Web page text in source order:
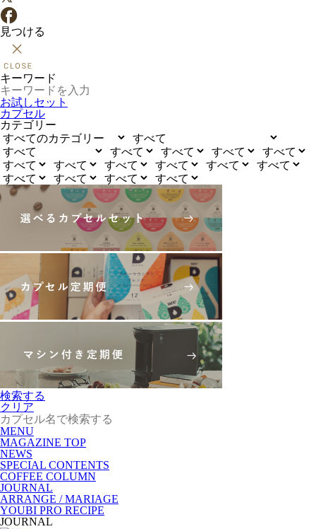
見つける
キーワード
お試しセット
カプセル
カテゴリー
検索する
クリア
MENU
MAGAZINE TOP
NEWS
SPECIAL CONTENTS
COFFEE COLUMN
JOURNAL
ARRANGE / MARIAGE
YOUBI PRO RECIPE
JOURNAL